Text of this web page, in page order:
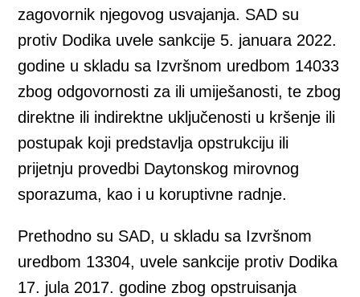
zagovornik njegovog usvajanja. SAD su
protiv Dodika uvele sankcije 5. januara 2022.
godine u skladu sa Izvršnom uredbom 14033
zbog odgovornosti za ili umiješanosti, te zbog
direktne ili indirektne uključenosti u kršenje ili
postupak koji predstavlja opstrukciju ili
prijetnju provedbi Daytonskog mirovnog
sporazuma, kao i u koruptivne radnje.
Prethodno su SAD, u skladu sa Izvršnom
uredbom 13304, uvele sankcije protiv Dodika
17. jula 2017. godine zbog opstruisanja